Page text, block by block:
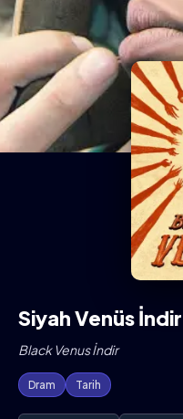
Dizi Kategorileri
Siyah Venüs İndir
Black Venus İndir
Dram Tarih